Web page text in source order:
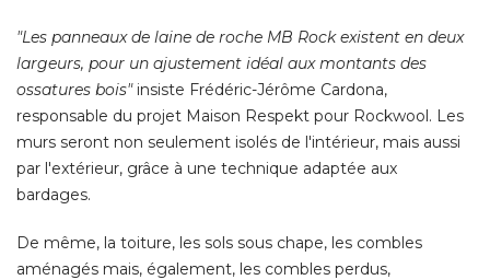
"Les panneaux de laine de roche MB Rock existent en deux
largeurs, pour un ajustement idéal aux montants des
ossatures bois" insiste Frédéric-Jérôme Cardona,
responsable du projet Maison Respekt pour Rockwool. Les
murs seront non seulement isolés de l'intérieur, mais aussi
par l'extérieur, grâce à une technique adaptée aux
bardages.
De même, la toiture, les sols sous chape, les combles
aménagés mais, également, les combles perdus,